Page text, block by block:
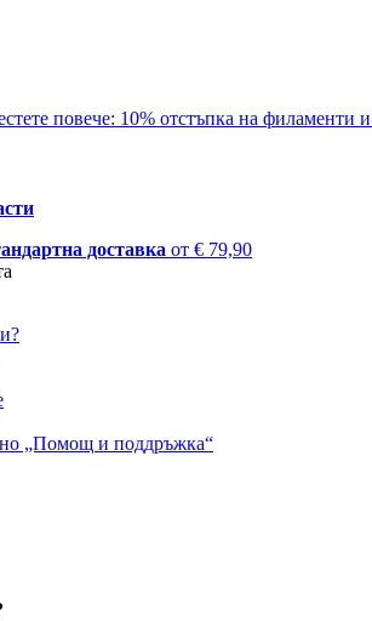
повече: 10% отстъпка на филаменти
доставка от € 79,90
„Помощ и поддръжка“